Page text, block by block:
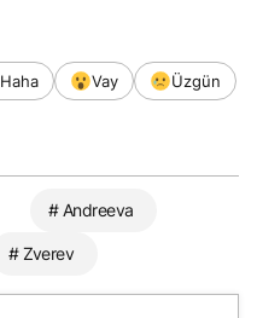
Haha Vay
Üzgün
# Andreeva
# Zverev